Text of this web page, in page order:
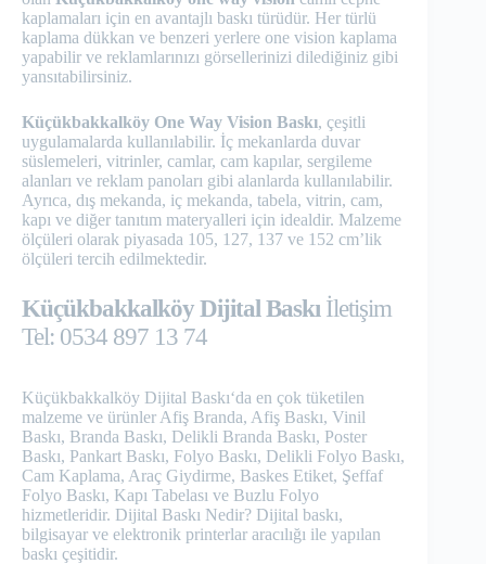
kaplamaları için en avantajlı baskı türüdür. Her türlü
kaplama dükkan ve benzeri yerlere one vision kaplama
yapabilir ve reklamlarınızı görsellerinizi dilediğiniz gibi
yansıtabilirsiniz.
Küçükbakkalköy One Way Vision Baskı, çeşitli
uygulamalarda kullanılabilir. İç mekanlarda duvar
süslemeleri, vitrinler, camlar, cam kapılar, sergileme
alanları ve reklam panoları gibi alanlarda kullanılabilir.
Ayrıca, dış mekanda, iç mekanda, tabela, vitrin, cam,
kapı ve diğer tanıtım materyalleri için idealdir. Malzeme
ölçüleri olarak piyasada 105, 127, 137 ve 152 cm’lik
ölçüleri tercih edilmektedir.
Küçükbakkalköy Dijital Baskı İletişim
Tel: 0534 897 13 74
Küçükbakkalköy Dijital Baskı‘da en çok tüketilen
malzeme ve ürünler Afiş Branda, Afiş Baskı, Vinil
Baskı, Branda Baskı, Delikli Branda Baskı, Poster
Baskı, Pankart Baskı, Folyo Baskı, Delikli Folyo Baskı,
Cam Kaplama, Araç Giydirme, Baskes Etiket, Şeffaf
Folyo Baskı, Kapı Tabelası ve Buzlu Folyo
hizmetleridir. Dijital Baskı Nedir? Dijital baskı,
bilgisayar ve elektronik printerlar aracılığı ile yapılan
baskı çeşitidir.